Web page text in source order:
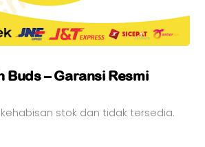
Buds – Garansi Resmi
stok dan tidak tersedia.